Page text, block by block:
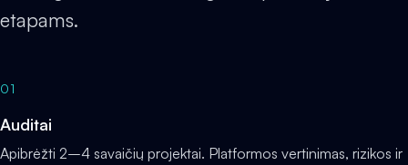
etapams.
01
Auditai
Apibrėžti 2–4 savaičių projektai. Platformos vertinimas, rizikos ir